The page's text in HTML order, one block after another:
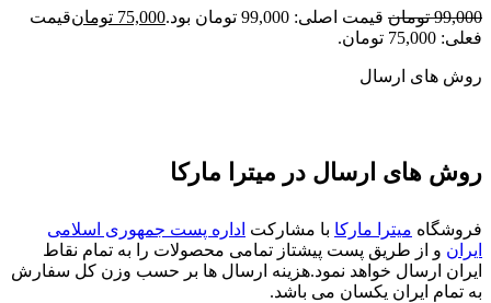
99,000 تومان قیمت اصلی: 99,000 تومان بود. 75,000 تومانقیمت
فعلی: 75,000 تومان.
روش های ارسال
روش های ارسال در میترا مارکا
فروشگاه میترا مارکا با مشارکت اداره پست جمهوری اسلامی
ایران و از طریق پست پیشتاز تمامی محصولات را به تمام نقاط
ایران ارسال خواهد نمود.هزینه ارسال ها بر حسب وزن کل سفارش
به تمام ایران یکسان می باشد.